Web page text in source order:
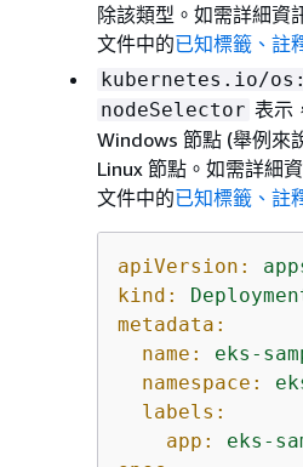
除該類型。如需詳細資
文件中的已知標籤、註
kubernetes.io/
nodeSelector 表示
Windows 節點 (舉例來
Linux 節點。如需詳細
文件中的已知標籤、註
apiVersion:
kind:
metadata:
name:
eks-
namespace:
labels:
app:
eks-